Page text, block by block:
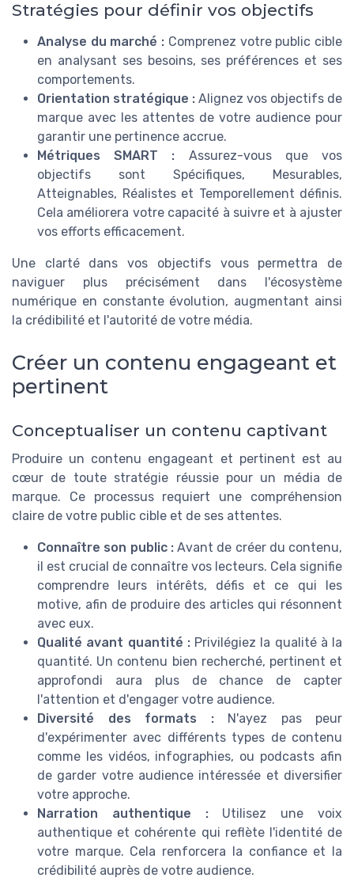
Stratégies pour définir vos objectifs
Analyse du marché : Comprenez votre public cible
en analysant ses besoins, ses préférences et ses
comportements.
Orientation stratégique : Alignez vos objectifs de
marque avec les attentes de votre audience pour
garantir une pertinence accrue.
Métriques SMART : Assurez-vous que vos
objectifs sont Spécifiques, Mesurables,
Atteignables, Réalistes et Temporellement définis.
Cela améliorera votre capacité à suivre et à ajuster
vos efforts efficacement.
Une clarté dans vos objectifs vous permettra de
naviguer plus précisément dans l'écosystème
numérique en constante évolution, augmentant ainsi
la crédibilité et l'autorité de votre média.
Créer un contenu engageant et
pertinent
Conceptualiser un contenu captivant
Produire un contenu engageant et pertinent est au
cœur de toute stratégie réussie pour un média de
marque. Ce processus requiert une compréhension
claire de votre public cible et de ses attentes.
Connaître son public :Avant de créer du contenu,
il est crucial de connaître vos lecteurs. Cela signifie
comprendre leurs intérêts, défis et ce qui les
motive, afin de produire des articles qui résonnent
avec eux.
Qualité avant quantité :Privilégiez la qualité à la
quantité. Un contenu bien recherché, pertinent et
approfondi aura plus de chance de capter
l'attention et d'engager votre audience.
Diversité des formats :N'ayez pas peur
d'expérimenter avec différents types de contenu
comme les vidéos, infographies, ou podcasts afin
de garder votre audience intéressée et diversifier
votre approche.
Narration authentique :Utilisez une voix
authentique et cohérente qui reflète l'identité de
votre marque. Cela renforcera la confiance et la
crédibilité auprès de votre audience.